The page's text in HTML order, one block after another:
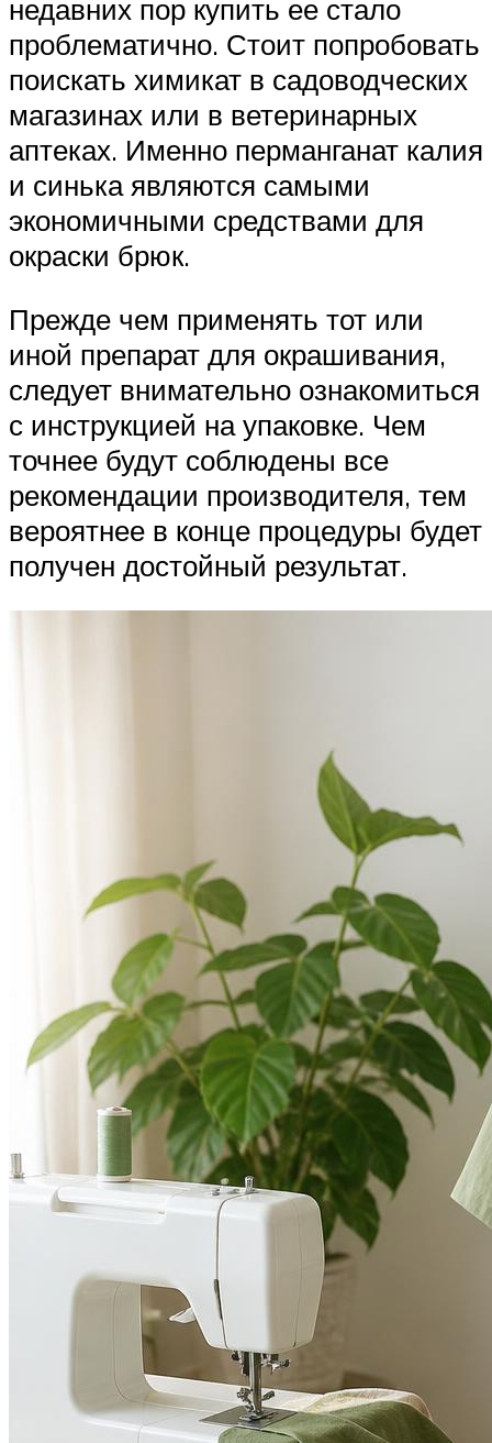
недавних пор купить ее стало
проблематично. Стоит попробовать
поискать химикат в садоводческих
магазинах или в ветеринарных
аптеках. Именно перманганат калия
и синька являются самыми
экономичными средствами для
окраски брюк.
Прежде чем применять тот или
иной препарат для окрашивания,
следует внимательно ознакомиться
с инструкцией на упаковке. Чем
точнее будут соблюдены все
рекомендации производителя, тем
вероятнее в конце процедуры будет
получен достойный результат.